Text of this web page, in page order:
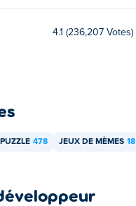
4.1 (236,207 Votes)
478 JEUX DE MÈMES 18